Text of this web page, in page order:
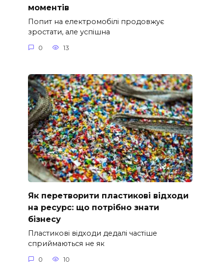
моментів
Попит на електромобілі продовжує
зростати, але успішна
0 13
Як перетворити пластикові відходи
на ресурс: що потрібно знати
бізнесу
Пластикові відходи дедалі частіше
сприймаються не як
0 10